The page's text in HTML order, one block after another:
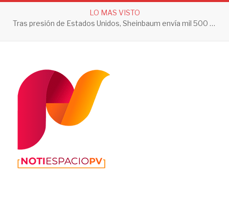
LO MAS VISTO
Tras presión de Estados Unidos, Sheinbaum envía mil 500 soldados a Michoacán